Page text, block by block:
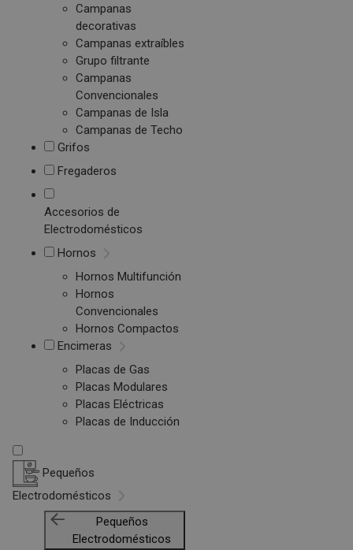
Campanas
decorativas
Campanas extraíbles
Grupo filtrante
Campanas
Convencionales
Campanas de Isla
Campanas de Techo
Grifos
Fregaderos
Accesorios de
Electrodomésticos
Hornos
Hornos Multifunción
Hornos
Convencionales
Hornos Compactos
Encimeras
Placas de Gas
Placas Modulares
Placas Eléctricas
Placas de Inducción
Pequeños
Electrodomésticos
Pequeños
Electrodomésticos